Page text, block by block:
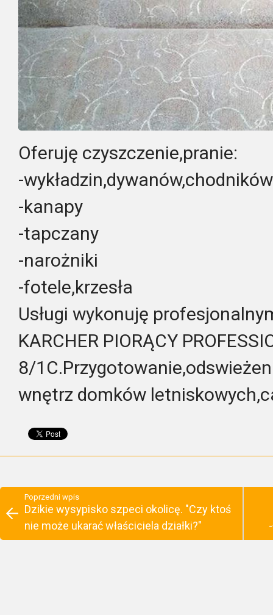
Oferuję czyszczenie,pranie:
-wykładzin,dywanów,chodników
-kanapy
-tapczany
-narożniki
-fotele,krzesła
Usługi wykonuję
KARCHER PIORĄCY
8/
wnętrz domków
Poprzedni wpis
Dzikie wysypisko szpeci okolicę. "Czy ktoś
nie może ukarać właściciela działki?"